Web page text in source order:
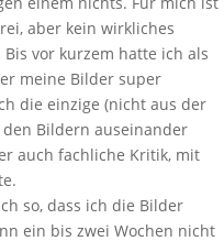
aber kein wirkliches
vor kurzem hatte ich als
meine Bilder super
die einzige (nicht aus der
Bildern auseinander
auch fachliche Kritik, mit
so, dass ich die Bilder
ein bis zwei Wochen nicht